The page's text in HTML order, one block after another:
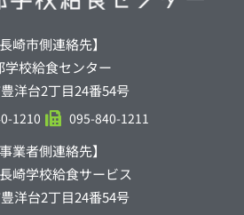
長崎市側連絡先】
学校給食センター
洋台2丁目24番54号
1210 095-840-1211
事業者側連絡先】
長崎学校給食サービス
洋台2丁目24番54号